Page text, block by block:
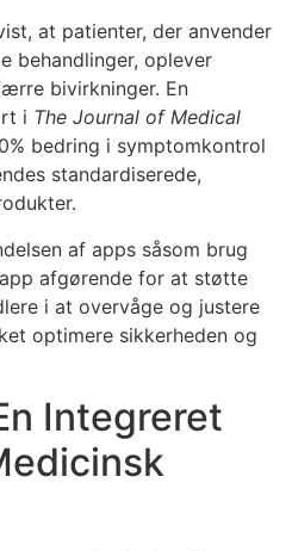
at patienter, der anvender
behandlinger, oplever
bivirkninger. En
i The Journal of Medical
bedring i symptomkontrol
standardiserede,
af apps såsom brug
afgørende for at støtte
i at overvåge og justere
optimere sikkerheden og
Integreret